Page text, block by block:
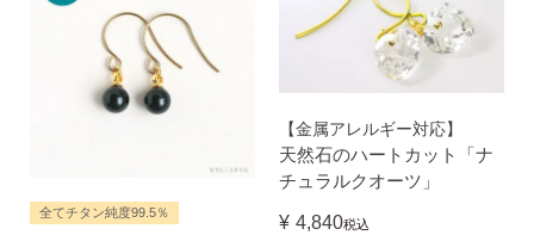
ピアスホールアドバイザー
金野です
全てチタン純度99.5％
【金属アレルギー対応】
天然石のハートカット「ナ
チュラルクオーツ」
¥ 4,840税込